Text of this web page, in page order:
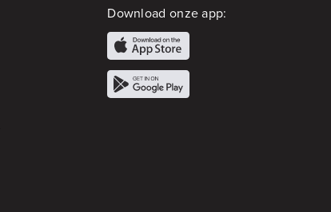
Download onze app: